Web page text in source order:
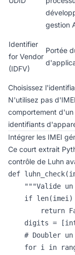
gestion
Identifier
for Vendor
(IDFV)
Portée
Choisissez
N'utilisez pas
comportement
identifiants
Intégrer les IMEI
Ce court extrait
contrôle de Luhn
def
"""Valide
if
return
digits =
# Doubler
for i in